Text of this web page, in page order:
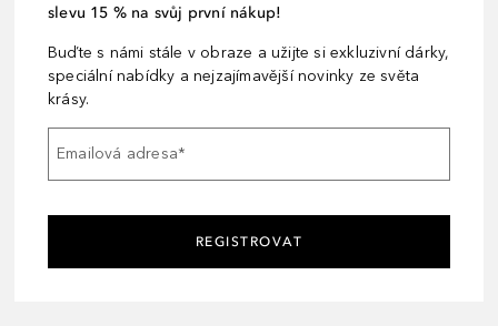
slevu 15 % na svůj první nákup!
Buďte s námi stále v obraze a užijte si exkluzivní dárky,
speciální nabídky a nejzajímavější novinky ze světa
krásy.
Emailová adresa*
REGISTROVAT